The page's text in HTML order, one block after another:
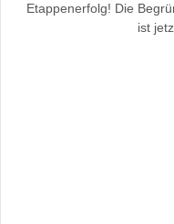
Etappenerfolg! Die
ist